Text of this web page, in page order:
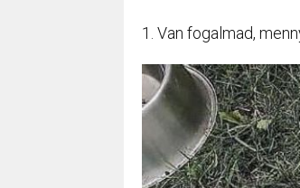
1. Van fogalmad,